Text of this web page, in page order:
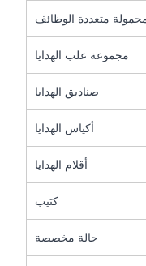
متعددة الوظائف
مجموعة علب الهدايا
صناديق الهدايا
أكياس الهدايا
أقلام الهدايا
كتيب
حالة مخصصة